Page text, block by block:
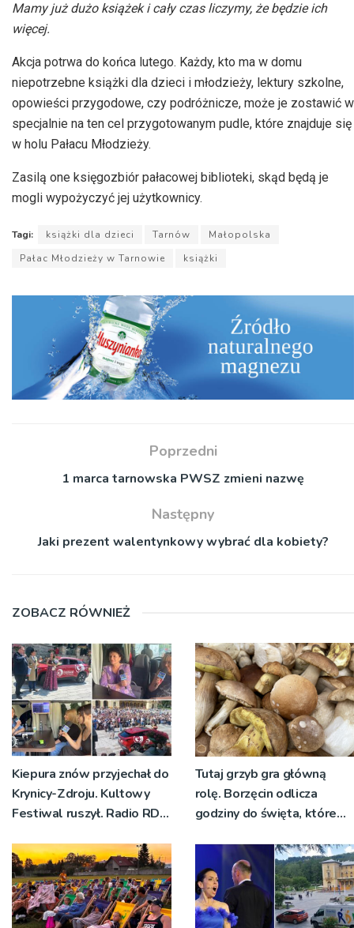
Mamy już dużo książek i cały czas liczymy, że będzie ich
więcej.
Akcja potrwa do końca lutego. Każdy, kto ma w domu
niepotrzebne książki dla dzieci i młodzieży, lektury szkolne,
opowieści przygodowe, czy podróżnicze, może je zostawić w
specjalnie na ten cel przygotowanym pudle, które znajduje się
w holu Pałacu Młodzieży.
Zasilą one księgozbiór pałacowej biblioteki, skąd będą je
mogli wypożyczyć jej użytkownicy.
Tagi: książki dla dzieci Tarnów
Małopolska
Pałac Młodzieży w Tarnowie
książki
Poprzedni
1 marca tarnowska PWSZ zmieni nazwę
Następny
Jaki prezent walentynkowy wybrać dla kobiety?
ZOBACZ RÓWNIEŻ
Kiepura znów przyjechał do
Krynicy-Zdroju. Kultowy
Festiwal ruszył. Radio RDN
żywo [ZDJĘCIA]
Tutaj grzyb gra główną
rolę. Borzęcin odlicza
godziny do święta, które
pokoleń